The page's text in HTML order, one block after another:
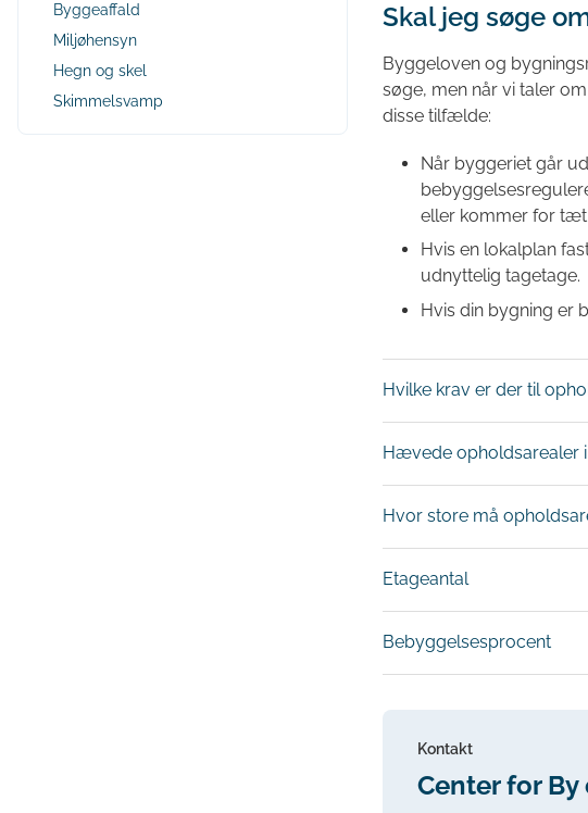
Byggeaffald
Miljøhensyn
Hegn og skel
Skimmelsvamp
Skal jeg søge
Byggeloven og
søge, men når vi taler
disse tilfælde:
Når byggeriet går
eller kommer for tæt
Hvis en lokalplan
udnyttelig tagetage.
Hvis din bygning er
Hvilke krav er der til
Hævede opholdsarealer
Hvor store må
Etageantal
Bebyggelsesprocent
Kontakt
Center for